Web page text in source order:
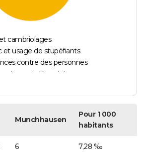
cambriolages
et usage de stupéfiants
contre des personnes
et dégradations
Munchhausen
Pour 1 000
habitants
6 7,28 ‰